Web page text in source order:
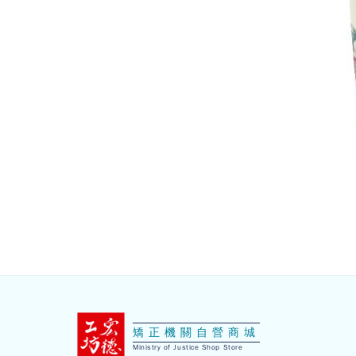
:::
矯正機關自營商城
Ministry of Justice Shop Store